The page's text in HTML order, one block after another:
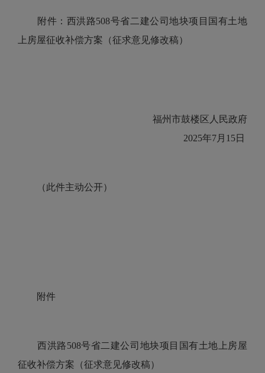
附件：西洪路508号省二建公司地块项目国有土地
上房屋征收补偿方案（征求意见修改稿）
福州市鼓楼区人民政府
2025年7月15日
（此件主动公开）
附件
西洪路508号省二建公司地块项目 国有土地上房屋
征收补偿方案 （征求意见修改稿）